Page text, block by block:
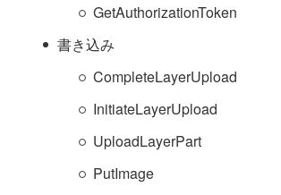
GetAuthorizationToken
書き込み
CompleteLayerUpload
InitiateLayerUpload
UploadLayerPart
PutImage